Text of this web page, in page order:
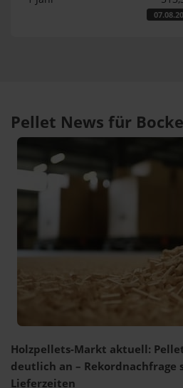
Pellet News für
Holzpellets-Markt aktuell:
deutlich an – Rekordnachfrage
Lieferzeiten